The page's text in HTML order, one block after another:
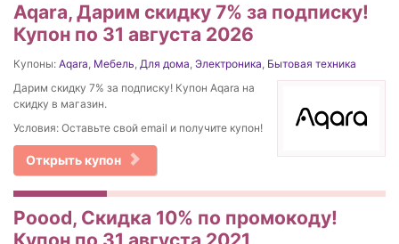
Aqara, Дарим скидку 7% за подписку!
Купон по 31 августа 2026
Купоны: Aqara, Мебель, Для дома, Электроника, Бытовая техника
Дарим скидку 7% за подписку! Купон Aqara на
скидку в магазин.
Условия: Оставьте свой email и получите купон!
Открыть купон
Poood, Скидка 10% по промокоду!